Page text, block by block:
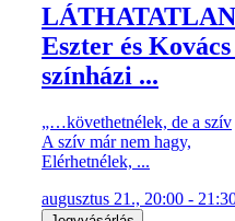
Eszter és
színházi ...
„…követhetnélek, de a szív
A szív már nem hagy,
Elérhetnélek, ...
augusztus 21., 20:00 -